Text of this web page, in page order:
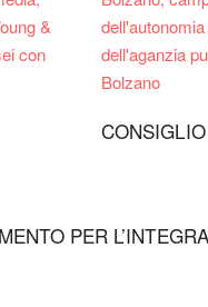
PER